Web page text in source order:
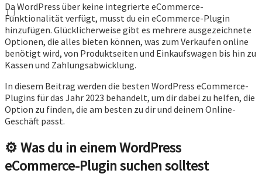
Da WordPress über keine integrierte eCommerce-
Funktionalität verfügt, musst du ein eCommerce-Plugin
hinzufügen. Glücklicherweise gibt es mehrere ausgezeichnete
Optionen, die alles bieten können, was zum Verkaufen online
benötigt wird, von Produktseiten und Einkaufswagen bis hin zu
Kassen und Zahlungsabwicklung.
In diesem Beitrag werden die besten WordPress eCommerce-
Plugins für das Jahr 2023 behandelt, um dir dabei zu helfen, die
Option zu finden, die am besten zu dir und deinem Online-
Geschäft passt.
⚙️Was du in einem WordPress
eCommerce-Plugin suchen solltest